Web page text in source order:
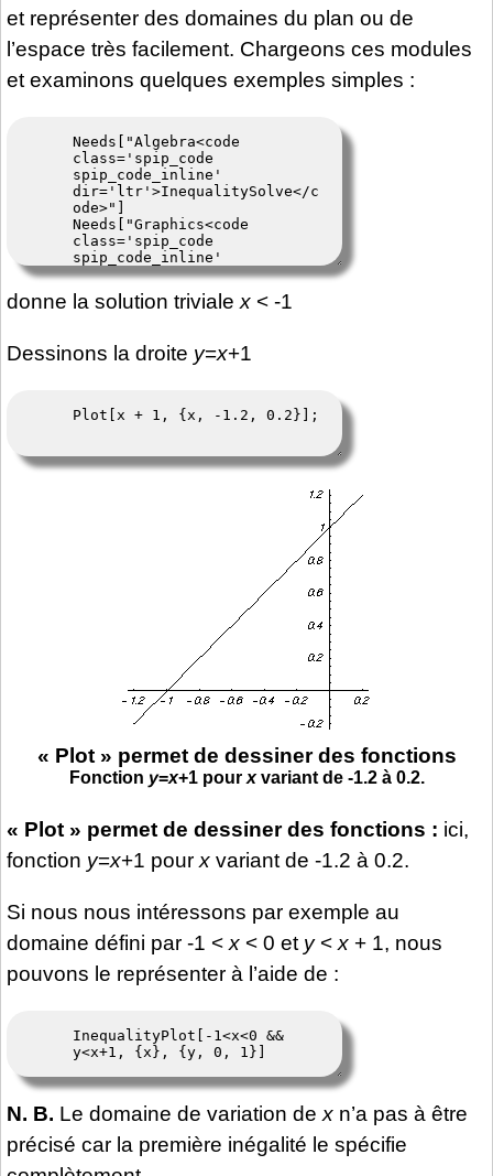
et représenter des domaines du plan ou de
l’espace très facilement. Chargeons ces modules
et examinons quelques exemples simples :
donne la solution triviale x < -1
Dessinons la droite y=x+1
« Plot » permet de dessiner des fonctions
Fonction y=x+1 pour xvariant de -1.2 à 0.2.
« Plot » permet de dessiner des fonctions : ici,
fonction y=x+1 pour x variant de -1.2 à 0.2.
Si nous nous intéressons par exemple au
domaine défini par -1 <x < 0 et y<x + 1, nous
pouvons le représenter à l’aide de :
N. B. Le domaine de variation de x n’a pas à être
précisé car la première inégalité le spécifie